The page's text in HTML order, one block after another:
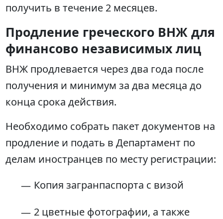
получить в течение 2 месяцев.
Продление греческого ВНЖ для
финансово независимых лиц
ВНЖ продлевается через два года после
получения и минимум за два месяца до
конца срока действия.
Необходимо собрать пакет документов на
продление и подать в Департамент по
делам иностранцев по месту регистрации:
Копия загранпаспорта с визой
2 цветные фотографии, а также